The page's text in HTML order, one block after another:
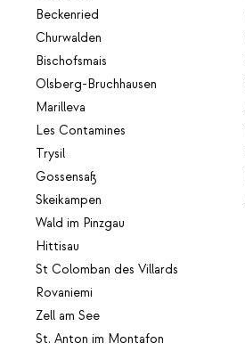
Beckenried
Churwalden
Bischofsmais
Olsberg-Bruchhausen
Marilleva
Les Contamines
Trysil
Gossensaß
Skeikampen
Wald im Pinzgau
Hittisau
St Colomban des Villards
Rovaniemi
Zell am See
St. Anton im Montafon